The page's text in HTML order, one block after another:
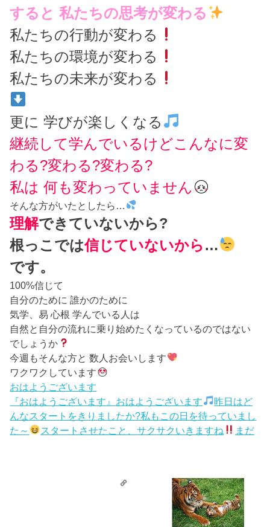
すると 私たちの思考が変わる
私たちの行動が変わる
私たちの環境が変わる
私たちの未来が変わる
更に 学びが楽しくなる
継続して学んでいるけどこんなに変
わる?変わる?変わる?
私は 何も変わっていません
そんな方がいたとしたら…
理解できていないから?
根っこでは信じていないから…
です。
100%信じて
自分のために 誰かのために
気学、易 心根 学んでいる人は
自然と自分の流れに乗り始めたくなっているのではない
でしょうか
今週もそんな方と 数人お会いします
ワクワクしています
おはようございます
『おはようございます』 おはようございます
昨日はど
んなスタートをきりましたか?私もこの日を待っていまし
た～
スタートさせたこと、サクサクいきますね まだ